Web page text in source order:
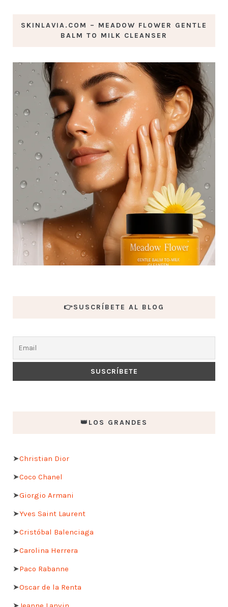
SKINLAVIA.COM – MEADOW FLOWER GENTLE
BALM TO MILK CLEANSER
👉SUSCRÍBETE AL BLOG
👑LOS GRANDES
➤Christian Dior
➤Coco Chanel
➤Giorgio Armani
➤Yves Saint Laurent
➤Cristóbal Balenciaga
➤Carolina Herrera
➤Paco Rabanne
➤Oscar de la Renta